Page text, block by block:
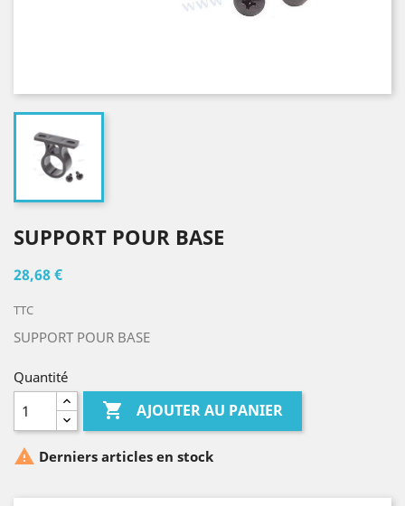
SUPPORT POUR BASE
28,68 €
TTC
SUPPORT POUR BASE
Quantité
 AJOUTER AU PANIER
 Derniers articles en stock